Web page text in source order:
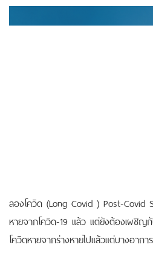
ลองโควิด (Long Covid ) Post-Covid
หายจากโควิด-19 แล้ว แต่ยังต้องเผชิญ
โควิดหายจากร่างหายไปแล้วแต่บางอาก